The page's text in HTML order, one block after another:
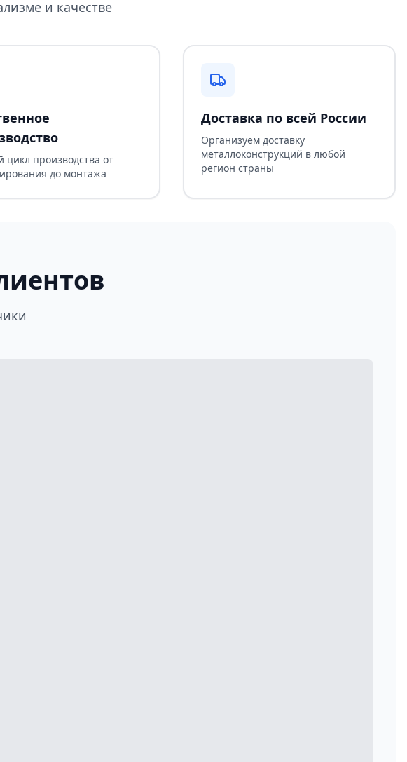
и качестве
цикл производства от
до монтажа
Доставка по всей России
Организуем доставку
металлоконструкций в любой
регион страны